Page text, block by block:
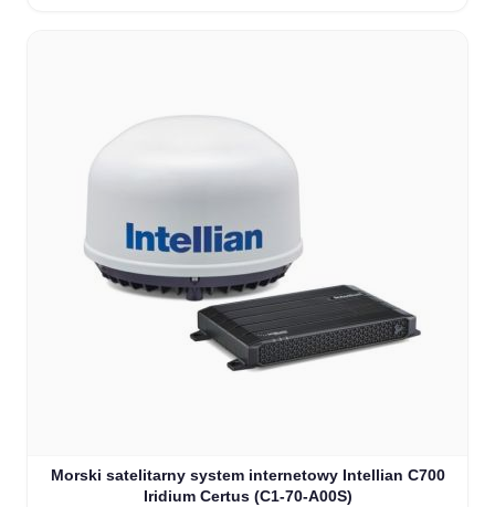
Morski satelitarny system internetowy Intellian C700
Iridium Certus (C1-70-A00S)